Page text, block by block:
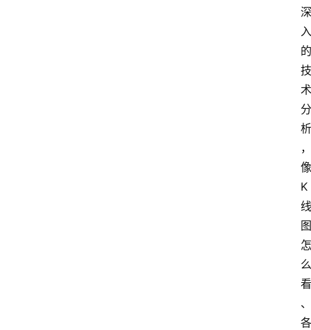
深
入
的
技
术
分
析
，
像
K
线
图
怎
么
看
、
各